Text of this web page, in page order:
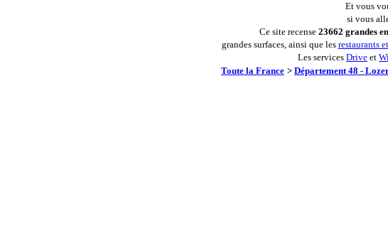
Et vous
si vous
Ce site recense 23662 grandes
grandes surfaces, ainsi que les restaurants
Les services Drive et
Toute la France > Département 48 -